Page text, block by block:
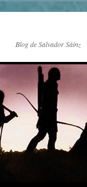
Blog de Salvador Sáinz